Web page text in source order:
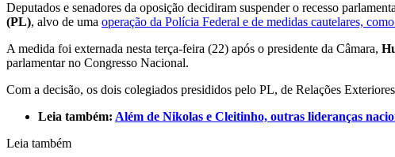
Deputados e senadores da oposição decidiram suspender o recesso
(PL), alvo de uma operação da Polícia Federal e de medidas cautelares,
A medida foi externada nesta terça-feira (22) após o presidente da Câmara,
parlamentar no Congresso Nacional.
Com a decisão, os dois colegiados presididos pelo PL, de Relações
Leia também: Além de Nikolas e Cleitinho, outras lideranças
Leia também